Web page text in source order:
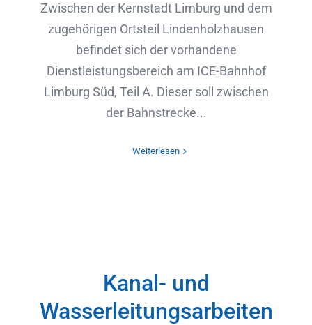
Zwischen der Kernstadt Limburg und dem
zugehörigen Ortsteil Lindenholzhausen
befindet sich der vorhandene
Dienstleistungsbereich am ICE-Bahnhof
Limburg Süd, Teil A. Dieser soll zwischen
der Bahnstrecke...
Weiterlesen
Kanal- und
Wasserleitungsarbeiten